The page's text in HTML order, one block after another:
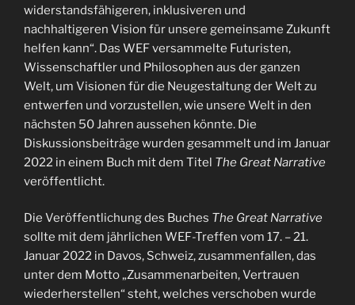
widerstandsfähigeren, inklusiveren und
nachhaltigeren Vision für unsere gemeinsame Zukunft
helfen kann“. Das WEF versammelte Futuristen,
Wissenschaftler und Philosophen aus der ganzen
Welt, um Visionen für die Neugestaltung der Welt zu
entwerfen und vorzustellen, wie unsere Welt in den
nächsten 50 Jahren aussehen könnte. Die
Diskussionsbeiträge wurden gesammelt und im Januar
2022 in einem Buch mit dem Titel The Great Narrative
veröffentlicht.
Die Veröffentlichung des Buches The Great Narrative
sollte mit dem jährlichen WEF-Treffen vom 17. – 21.
Januar 2022 in Davos, Schweiz, zusammenfallen, das
unter dem Motto „Zusammenarbeiten, Vertrauen
wiederherstellen“ steht, welches verschoben wurde